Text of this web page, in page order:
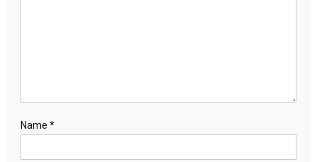
Name *